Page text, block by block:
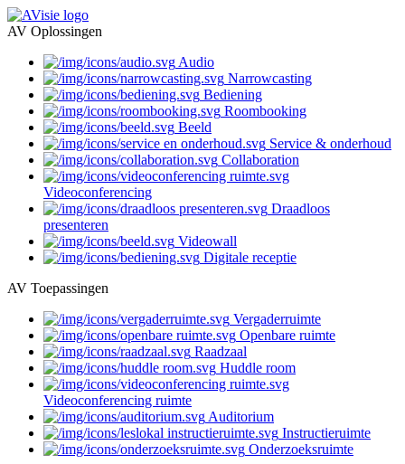
AV Oplossingen
Audio
Narrowcasting
Bediening
Roombooking
Beeld
Service & onderhoud
Collaboration
Videoconferencing
Draadloos
presenteren
Videowall
Digitale receptie
AV Toepassingen
Vergaderruimte
Openbare ruimte
Raadzaal
Huddle room
Videoconferencing ruimte
Auditorium
Instructieruimte
Onderzoeksruimte